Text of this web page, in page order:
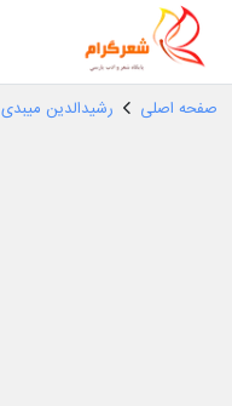
صفحه اصلی رشیدالدین میبدی